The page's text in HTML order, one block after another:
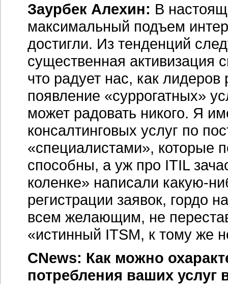
Заурбек Алехин: В
максимальный подъем
достигли. Из тенденций
существенная активизация
что радует нас, как
появление «суррогатных»
может радовать никого. Я
консалтинговых услуг по
«специалистами», которые
способны, а уж про ITIL
коленке» написали какую-
регистрации заявок, гордо
всем желающим, не
«истинный ITSM, к тому же
CNews: Как можно
потребления ваших услуг